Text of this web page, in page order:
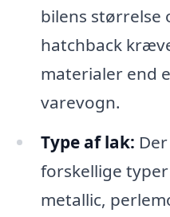
bilens størrelse
hatchback
materialer end
varevogn.
Type af lak:
forskellige
metallic,